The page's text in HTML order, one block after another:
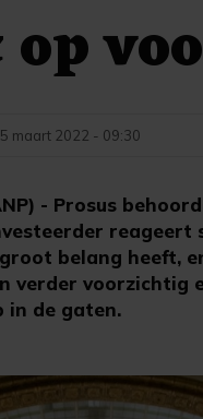
- Prosus
belang heeft,
verder
in de gaten.
maart 2022 - 09:30